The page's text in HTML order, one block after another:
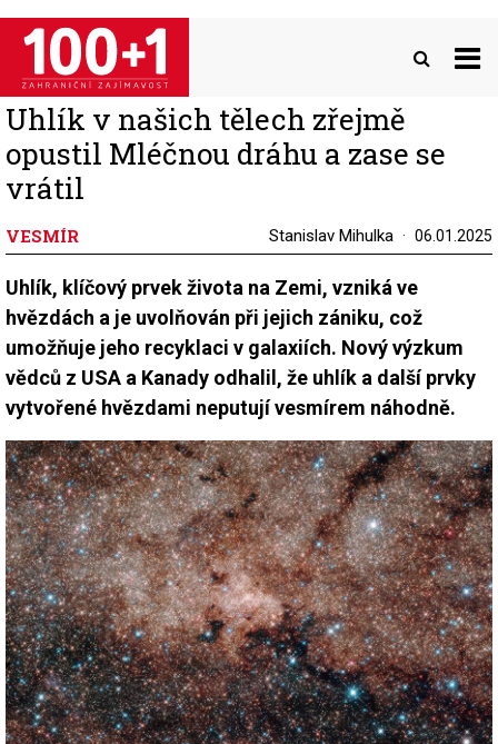
Přejít
hlavnímu
obsahu
Uhlík v našich tělech zřejmě
opustil Mléčnou dráhu a zase se
vrátil
VESMÍR Stanislav Mihulka 06.01.2025
Uhlík, klíčový prvek života na Zemi, vzniká ve
hvězdách a je uvolňován při jejich zániku, což
umožňuje jeho recyklaci v galaxiích. Nový výzkum
vědců z USA a Kanady odhalil, že uhlík a další prvky
vytvořené hvězdami neputují vesmírem náhodně.